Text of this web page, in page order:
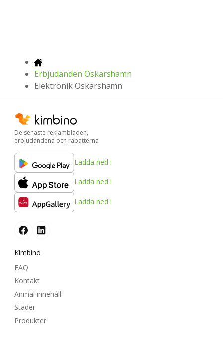
Erbjudanden Oskarshamn
Elektronik Oskarshamn
De senaste reklambladen,
erbjudandena och rabatterna
Ladda ned i
Ladda ned i
Ladda ned i
Kimbino
FAQ
Kontakt
Anmäl innehåll
Städer
Produkter